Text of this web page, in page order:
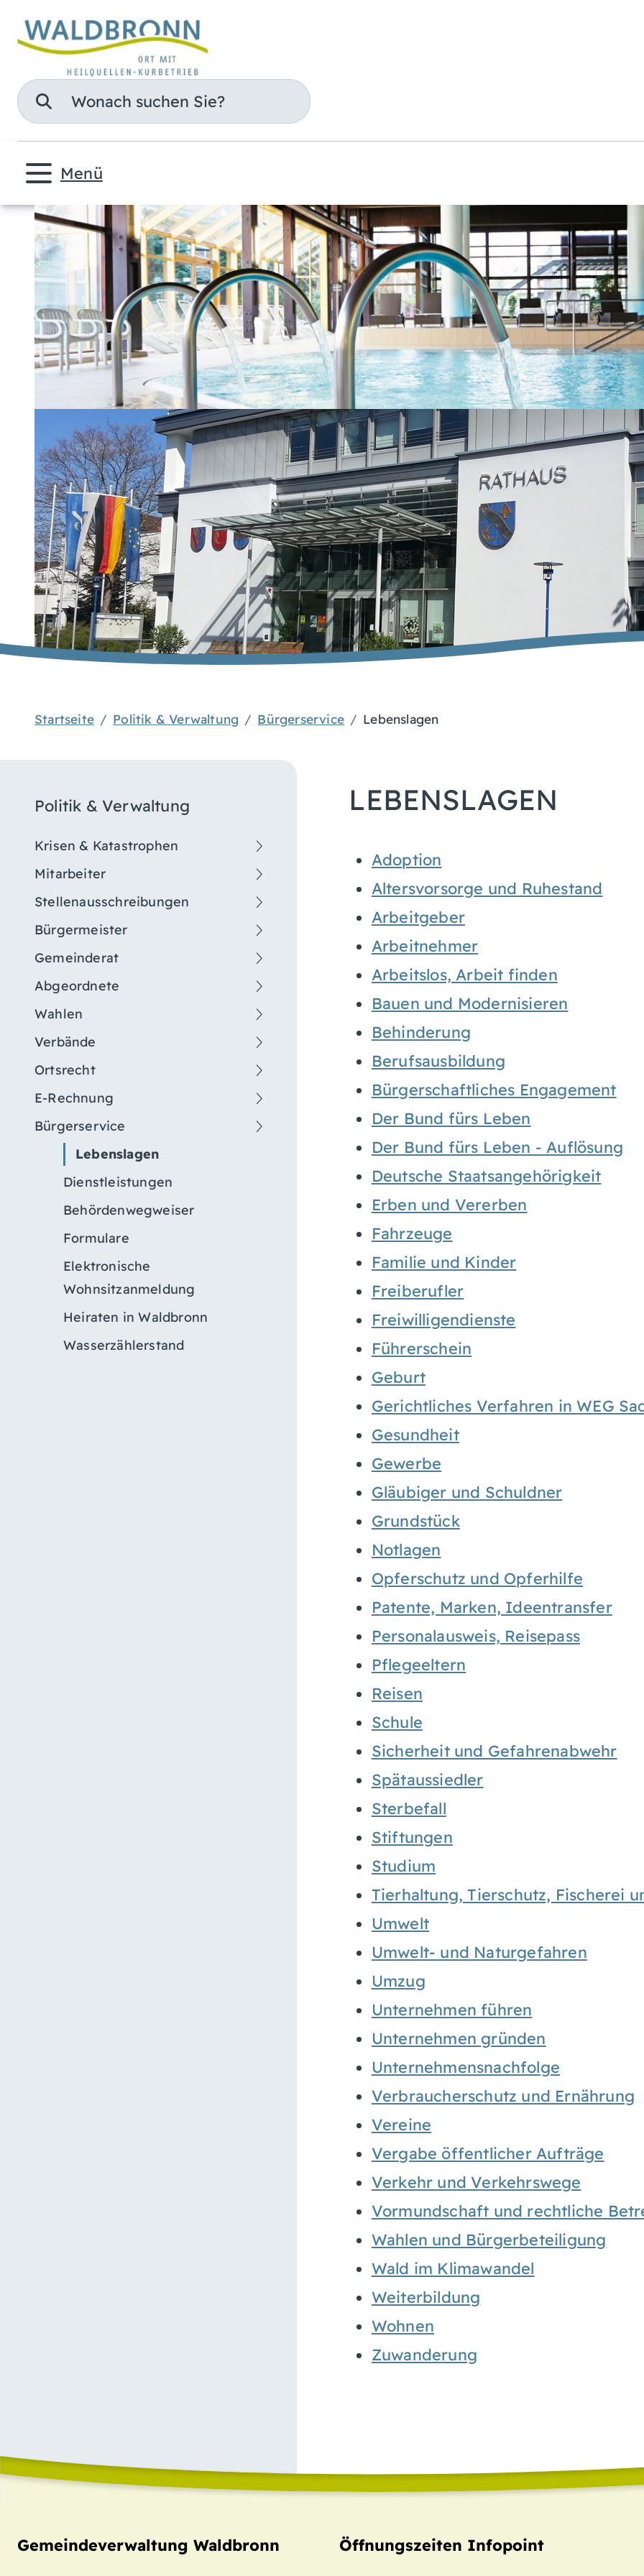
Suche
Menü
Startseite Politik & Verwaltung Bürgerservice Lebenslagen
Politik & Verwaltung
Krisen & Katastrophen
Mitarbeiter
Stellenausschreibungen
Bürgermeister
Gemeinderat
Abgeordnete
Wahlen
Verbände
Ortsrecht
E-Rechnung
Bürgerservice
Lebenslagen
Dienstleistungen
Behördenwegweiser
Formulare
Elektronische
Wohnsitzanmeldung
Heiraten in Waldbronn
Wasserzählerstand
LEBENSLAGEN
Adoption
Altersvorsorge und Ruhestand
Arbeitgeber
Arbeitnehmer
Arbeitslos, Arbeit finden
Bauen und Modernisieren
Behinderung
Berufsausbildung
Bürgerschaftliches Engagement
Der Bund fürs Leben
Der Bund fürs Leben - Auflösung
Deutsche Staatsangehörigkeit
Erben und Vererben
Fahrzeuge
Familie und Kinder
Freiberufler
Freiwilligendienste
Führerschein
Geburt
Gerichtliches Verfahren in WEG
Gesundheit
Gewerbe
Gläubiger und Schuldner
Grundstück
Notlagen
Opferschutz und Opferhilfe
Patente, Marken, Ideentransfer
Personalausweis, Reisepass
Pflegeeltern
Reisen
Schule
Sicherheit und Gefahrenabwehr
Spätaussiedler
Sterbefall
Stiftungen
Studium
Tierhaltung, Tierschutz, Fischerei
Umwelt
Umwelt- und Naturgefahren
Umzug
Unternehmen führen
Unternehmen gründen
Unternehmensnachfolge
Verbraucherschutz und Ernährung
Vereine
Vergabe öffentlicher Aufträge
Verkehr und Verkehrswege
Vormundschaft und rechtliche
Wahlen und Bürgerbeteiligung
Wald im Klimawandel
Weiterbildung
Wohnen
Zuwanderung
Gemeindeverwaltung Waldbronn Öffnungszeiten Infopoint